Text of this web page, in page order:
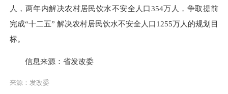
人，两年内解决农村居民饮水不安全人口354万人，争取提前
完成“十二五” 解决农村居民饮水不安全人口1255万人的规划目
标。
信息来源：省发改委
来源：发改委